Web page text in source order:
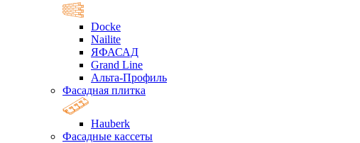
Docke
Nailite
ЯФАСАД
Grand Line
Альта-Профиль
Фасадная плитка
Hauberk
Фасадные кассеты